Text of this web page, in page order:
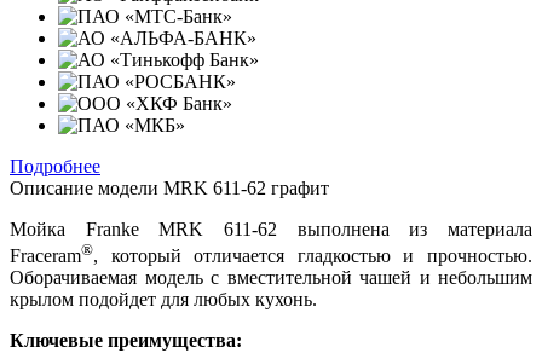
Подробнее
Описание модели MRK 611-62 графит
Мойка Franke MRK 611-62 выполнена из материала
Fraceram®, который отличается гладкостью и прочностью.
Оборачиваемая модель с вместительной чашей и небольшим
крылом подойдет для любых кухонь.
Ключевые преимущества: